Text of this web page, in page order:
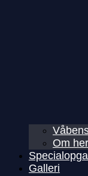
Om
Galleri